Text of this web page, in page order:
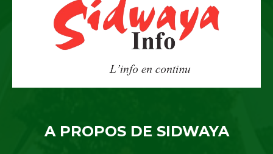
A PROPOS DE SIDWAYA